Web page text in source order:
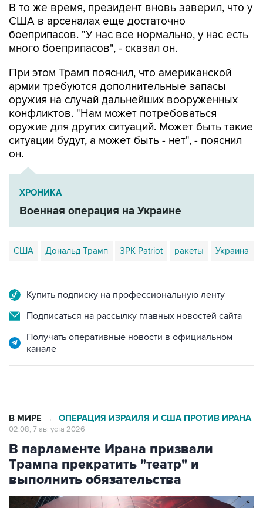
В то же время, президент вновь заверил, что у
США в арсеналах еще достаточно
боеприпасов. "У нас все нормально, у нас есть
много боеприпасов", - сказал он.
При этом Трамп пояснил, что американской
армии требуются дополнительные запасы
оружия на случай дальнейших вооруженных
конфликтов. "Нам может потребоваться
оружие для других ситуаций. Может быть такие
ситуации будут, а может быть - нет", - пояснил
он.
ХРОНИКА
Военная операция на Украине
США Дональд Трамп ЗРК Patriot ракеты Украина
Купить подписку на профессиональную ленту
Подписаться на рассылку главных новостей сайта
Получать оперативные новости в официальном
канале
В МИРЕ → ОПЕРАЦИЯ ИЗРАИЛЯ И США ПРОТИВ ИРАНА
02:08, 7 августа 2026
В парламенте Ирана призвали
Трампа прекратить "театр" и
выполнить обязательства